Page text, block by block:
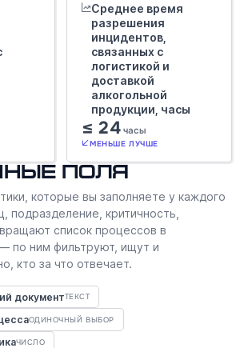
Среднее время
разрешения
инцидентов,
связанных с
логистикой и
доставкой
алкогольной
продукции, часы
≤ 24часы
МЕНЬШЕ ЛУЧШЕ
поля
которые вы заполняете у каждого
подразделение, критичность,
список процессов в
по ним фильтруют, ищут и
кто за что отвечает.
документТЕКСТ
ОДИНОЧНЫЙ ВЫБОР
ЧИСЛО